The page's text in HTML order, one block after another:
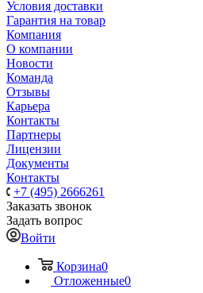
Условия доставки
Гарантия на товар
Компания
О компании
Новости
Команда
Отзывы
Карьера
Контакты
Партнеры
Лицензии
Документы
Контакты
+7 (495) 2666261
Заказать звонок
Задать вопрос
Войти
Корзина0
Отложенные0